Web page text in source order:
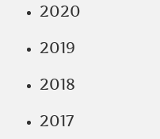
2020
2019
2018
2017